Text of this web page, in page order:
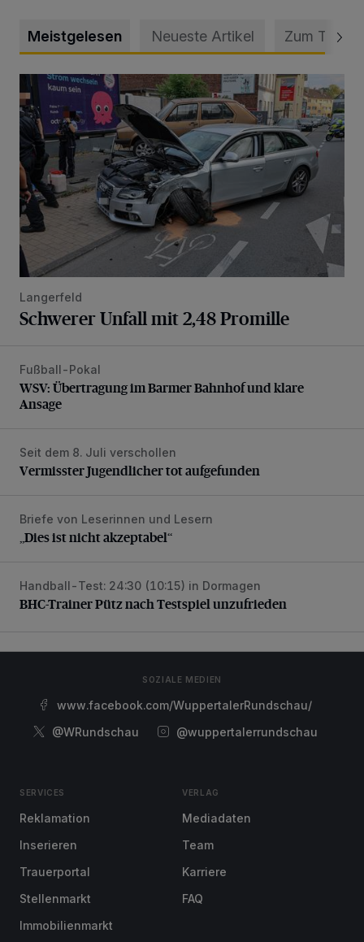
Meistgelesen Neueste Artikel Zum Thema
Schwerer Unfall mit 2,48 Promille
Langerfeld
Schwerer Unfall mit 2,48 Promille
WSV: Übertragung im Barmer Bahnhof und klare Ansage
Fußball-Pokal
WSV: Übertragung im Barmer Bahnhof und klare
Ansage
Vermisster Jugendlicher tot aufgefunden
Seit dem 8. Juli verschollen
Vermisster Jugendlicher tot aufgefunden
„Dies ist nicht akzeptabel“
Briefe von Leserinnen und Lesern
„Dies ist nicht akzeptabel“
BHC-Trainer Pütz nach Testspiel unzufrieden
Handball-Test: 24:30 (10:15) in Dormagen
BHC-Trainer Pütz nach Testspiel unzufrieden
SOZIALE MEDIEN
www.facebook.com/WuppertalerRundschau/
@WRundschau
@wuppertalerrundschau
SERVICES
Reklamation
Inserieren
Trauerportal
Stellenmarkt
Immobilienmarkt
VERLAG
Mediadaten
Team
Karriere
FAQ